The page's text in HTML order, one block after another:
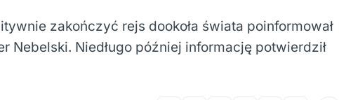
zakończyć rejs dookoła świata poinformował
Niedługo później informację potwierdził